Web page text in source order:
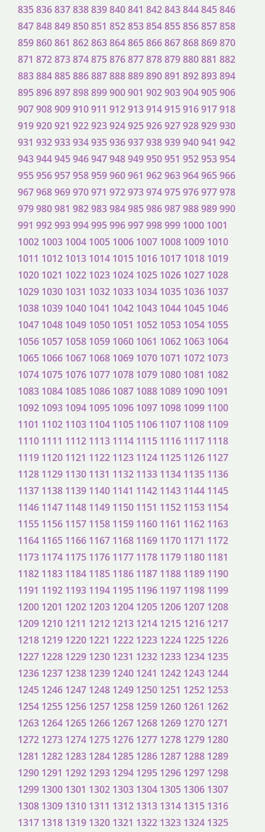
835836837838839840841 842843844845846
847848849850851 852853854855856857858
859860861 862863864865866867868869870
871 872873874875876877878879880881 882
883884885886887888889890891 892893894
895896897898899900901 902903904905906
907908909910911 912913914915916917918
919920921 922923924925926927928929930
931 932933934935936937938939940941 942
943944945946947948949950951 952953954
955956957958959960961 962963964965966
967968969970971 972973974975976977978
979980981 982983984985986987988989990
991 992993994995996997998999 1000 1001
1002 1003 1004 1005 1006 1007 1008 1009 1010
1011 1012 1013 1014 1015 1016 1017 1018 1019
1020 1021 1022 1023 1024 1025 1026 1027 1028
1029 1030 1031 1032 1033 1034 1035 1036 1037
1038 1039 1040 1041 1042 1043 1044 1045 1046
1047 1048 1049 1050 1051 1052 1053 1054 1055
1056 1057 1058 1059 1060 1061 1062 1063 1064
1065 1066 1067 1068 1069 1070 1071 1072 1073
1074 1075 1076 1077 1078 1079 1080 1081 1082
1083 1084 1085 1086 1087 1088 1089 1090 1091
1092 1093 1094 1095 1096 1097 1098 1099 1100
1101 1102 1103 1104 1105 1106 1107 1108 1109
1110 1111 1112 1113 1114 1115 1116 1117 1118
1119 1120 1121 1122 1123 1124 1125 1126 1127
1128 1129 1130 1131 1132 1133 1134 1135 1136
1137 1138 1139 1140 1141 1142 1143 1144 1145
1146 1147 1148 1149 1150 1151 1152 1153 1154
1155 1156 1157 1158 1159 1160 1161 1162 1163
1164 1165 1166 1167 1168 1169 1170 1171 1172
1173 1174 1175 1176 1177 1178 1179 1180 1181
1182 1183 1184 1185 1186 1187 1188 1189 1190
1191 1192 1193 1194 1195 1196 1197 1198 1199
1200 1201 1202 1203 1204 1205 1206 1207 1208
1209 1210 1211 1212 1213 1214 1215 1216 1217
1218 1219 1220 1221 1222 1223 1224 1225 1226
1227 1228 1229 1230 1231 1232 1233 1234 1235
1236 1237 1238 1239 1240 1241 1242 1243 1244
1245 1246 1247 1248 1249 1250 1251 1252 1253
1254 1255 1256 1257 1258 1259 1260 1261 1262
1263 1264 1265 1266 1267 1268 1269 1270 1271
1272 1273 1274 1275 1276 1277 1278 1279 1280
1281 1282 1283 1284 1285 1286 1287 1288 1289
1290 1291 1292 1293 1294 1295 1296 1297 1298
1299 1300 1301 1302 1303 1304 1305 1306 1307
1308 1309 1310 1311 1312 1313 1314 1315 1316
1317 1318 1319 1320 1321 1322 1323 1324 1325